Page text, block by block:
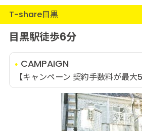
T-share目黒
目黒駅徒歩6分
CAMPAIGN
【キャンペーン 契約手数料が最